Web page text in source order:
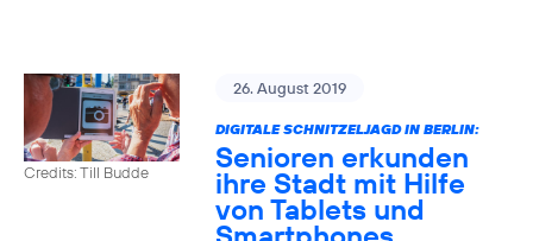
Credits: Till Budde
26. August 2019
DIGITALE SCHNITZELJAGD IN BERLIN:
Senioren erkunden
ihre Stadt mit Hilfe
von Tablets und